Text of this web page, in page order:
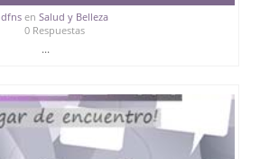
dfnsen Salud y Belleza
0 Respuestas
...